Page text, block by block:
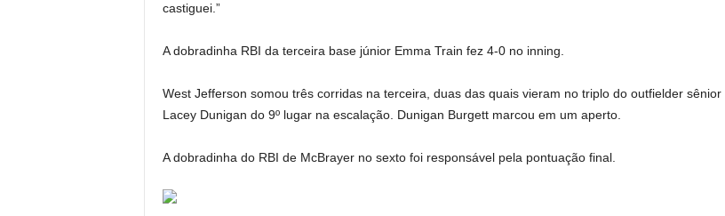
castiguei.”
A dobradinha RBI da terceira base júnior Emma Train fez 4-0 no inning.
West Jefferson somou três corridas na terceira, duas das quais vieram no triplo do outfielder sênior
Lacey Dunigan do 9º lugar na escalação. Dunigan Burgett marcou em um aperto.
A dobradinha do RBI de McBrayer no sexto foi responsável pela pontuação final.